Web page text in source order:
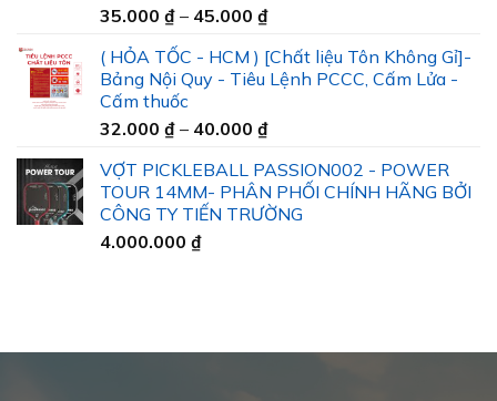
35.000 ₫ – 45.000 ₫Khoảng
từ
35.000 ₫
45.000 ₫
( HỎA TỐC - HCM ) [Chất liệu Tôn Không Gỉ]-
Bảng Nội Quy - Tiêu Lệnh PCCC, Cấm Lửa -
Cấm thuốc
32.000 ₫ – 40.000 ₫Khoảng
từ
32.000 ₫
đến
VỢT PICKLEBALL PASSION002 - POWER
TOUR 14MM- PHÂN PHỐI CHÍNH HÃNG BỞI
CÔNG TY TIẾN TRƯỜNG
4.000.000 ₫